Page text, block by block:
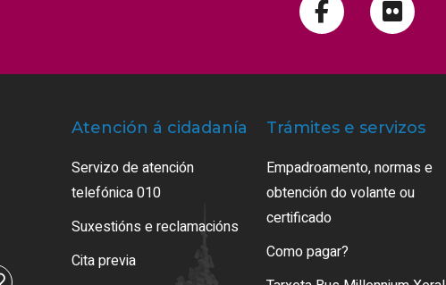
Atención á cidadanía
Servizo de atención
telefónica 010
Suxestións e reclamacións
Cita previa
Trámites e servizos
Empadroamento, normas e
obtención do volante ou
certificado
Como pagar?